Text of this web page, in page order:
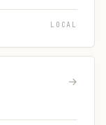
LOCAL
→